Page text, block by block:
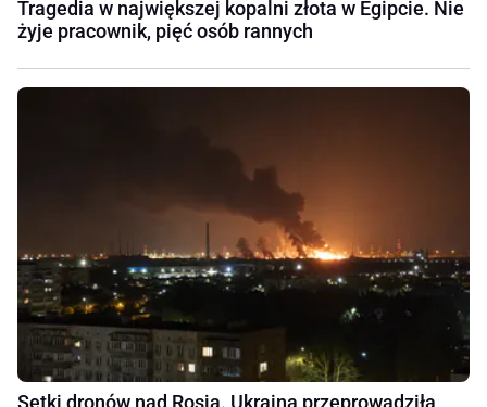
Tragedia w największej kopalni złota w Egipcie. Nie
żyje pracownik, pięć osób rannych
Setki dronów nad Rosją. Ukraina przeprowadziła